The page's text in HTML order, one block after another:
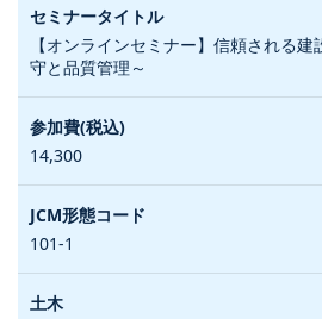
【オンラインセミナー】信頼される
守と品質管理～
14,300
101-1